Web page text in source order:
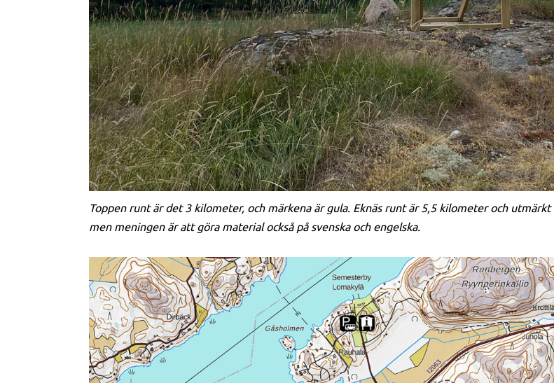
Toppen runt är det 3 kilometer, och märkena är gula. Eknäs runt är 5,5 kilometer och
men meningen är att göra material också på svenska och engelska.